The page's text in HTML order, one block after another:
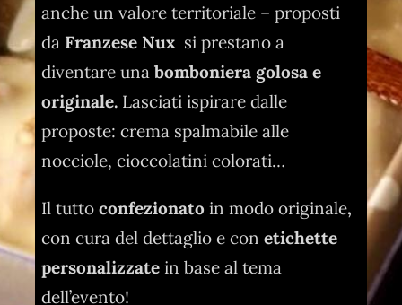
anche un valore territoriale – proposti
da Franzese Nux si prestano a
diventare unabomboniera golosa e
originale. Lasciati ispirare dalle
proposte: crema spalmabile alle
nocciole, cioccolatini colorati…
Il tutto confezionatoin modo originale,
con cura del dettaglio e conetichette
personalizzatein base al tema
dell’evento!